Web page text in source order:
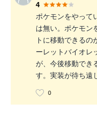
4
ポケモンをやって
は無い。ポケモン
トに移動できる
ーレットバイオレ
が、今後移動でき
す。実装が待ち遠
0